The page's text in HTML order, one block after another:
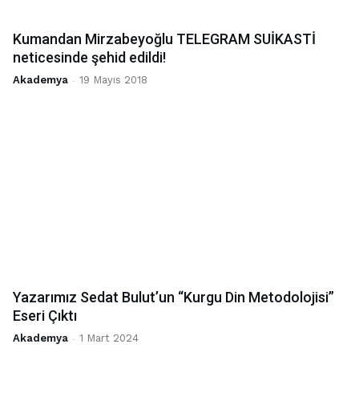
Kumandan Mirzabeyoğlu TELEGRAM SUİKASTİ
neticesinde şehid edildi!
Akademya - 19 Mayıs 2018
Yazarımız Sedat Bulut’un “Kurgu Din Metodolojisi”
Eseri Çıktı
Akademya - 1 Mart 2024